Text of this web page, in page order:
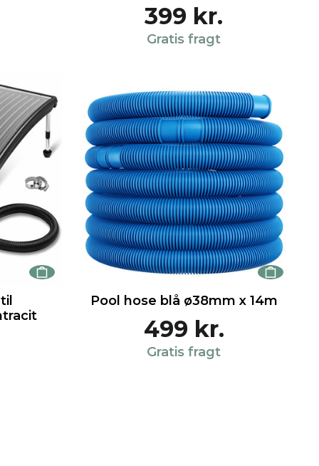
399 kr.
Gratis fragt
Pool hose blå ø38mm x 14m
499 kr.
Gratis fragt